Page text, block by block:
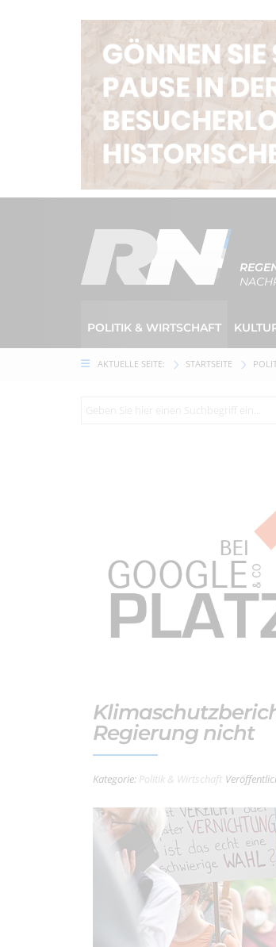
POLITIK & WIRTSCHAFT
AKTUELLE SEITE: STARTSEITE
Regierung nicht
Kategorie: Politik & Wirtschaft